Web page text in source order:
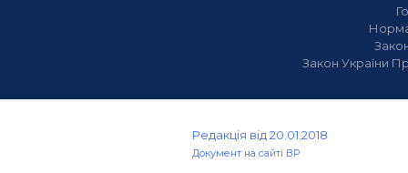
Закон України
Редакція від 20.01.2018
Документ на сайті ВР